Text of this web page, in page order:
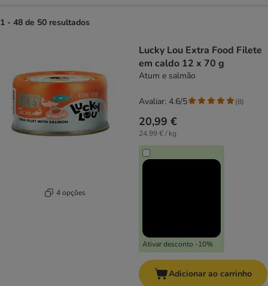
1 - 48 de 50 resultados
4 opções
Lucky Lou Extra Food Filete
em caldo 12 x 70 g
Atum e salmão
20,99 €
24,99 € / kg
Ativar desconto -10%
Avaliar: 4.6/5 (8)
Adicionar ao carrinho